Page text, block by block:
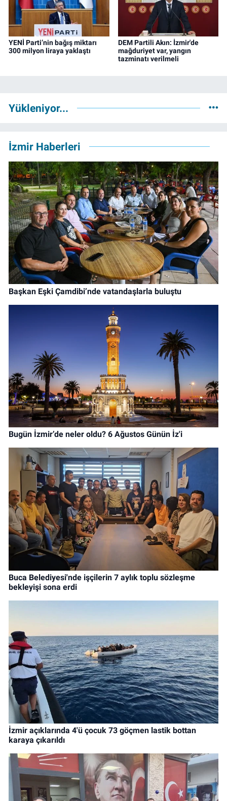
YENİ Parti’nin bağış miktarı
300 milyon liraya yaklaştı
DEM Partili Akın: İzmir'de
mağduriyet var, yangın
tazminatı verilmeli
Yükleniyor...
İzmir Haberleri
Başkan Eşki Çamdibi’nde vatandaşlarla buluştu
Bugün İzmir’de neler oldu? 6 Ağustos Günün İz'i
Buca Belediyesi'nde işçilerin 7 aylık toplu sözleşme
bekleyişi sona erdi
İzmir açıklarında 4'ü çocuk 73 göçmen lastik bottan
karaya çıkarıldı